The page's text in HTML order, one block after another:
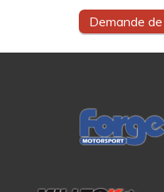
Demande